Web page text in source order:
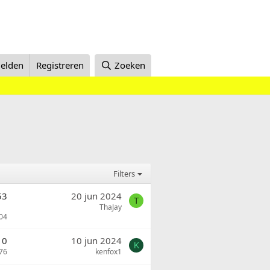
Registreren Zoeken
Filters
20 jun 2024
ThaJay
T
0 10 jun 2024
kenfox1
K